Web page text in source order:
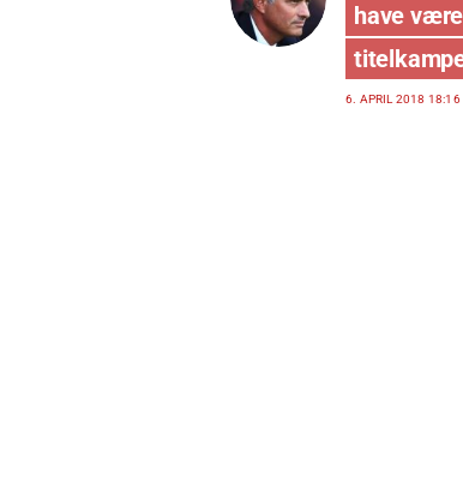
have
6. APRIL 2018 18:16